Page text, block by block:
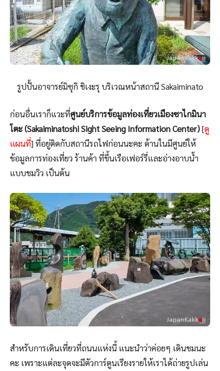
รูปปั้นอาจารย์มิซุกิ ชิเงะรุ บริเวณหน้าสถานี Sakaiminato
ก่อนอื่นเราก็แวะที่ศูนย์บริการข้อมูลท่องเที่ยวเมืองซาไกมินา
โตะ (Sakaiminatoshi Sight Seeing Information Center)[ดู
แผนที่] ที่อยู่ติดกับสถานีรถไฟก่อนนะคะ ด้านในมีศูนย์ให้
ข้อมูลการท่องเที่ยว ร้านค้า ที่ขึ้นเรือเฟอร์รี่และอ่างอาบน้ำ
แบบชมวิว เป็นต้น
สำหรับการเดินเที่ยวที่ถนนแห่งนี้ แนะนำว่าค่อยๆ เดินชมนะ
คะ เพราะแต่ละจุดจะมีตัวการ์ตูนเรียงรายให้เราได้ถ่ายรูปเล่น